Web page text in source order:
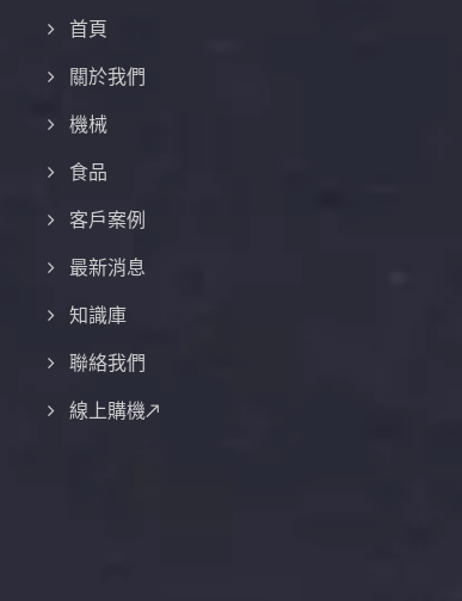
首頁
關於我們
機械
食品
客戶案例
最新消息
知識庫
聯絡我們
線上購機↗